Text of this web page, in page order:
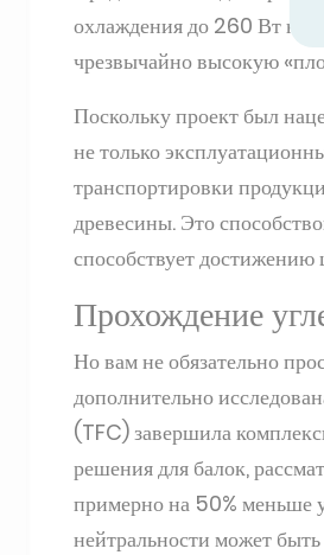
охлаждения до 260 Вт на
чрезвычайно высокую
Поскольку проект был
не только
транспортировки
древесины. Это
способствует
Прохождение
Но вам не обязательно
дополнительно
(TFC) завершила
решения для балок,
примерно на 50% меньше
нейтральности может